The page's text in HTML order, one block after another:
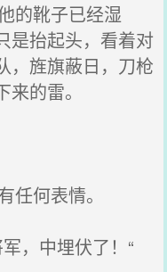
的靴子已经湿
是抬起头，看着对
旌旗蔽日，刀枪
的雷。
何表情。
，中埋伏了！“